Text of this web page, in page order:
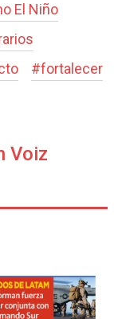
El Niño
#fortalecer
Voiz